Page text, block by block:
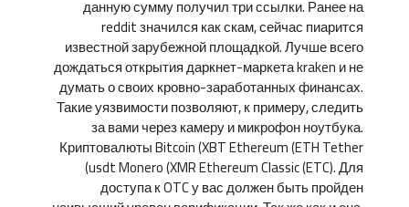
данную сумму получил три ссылки. Ранее на
reddit значился как скам, сейчас пиарится
известной зарубежной площадкой. Лучше всего
дождаться открытия даркнет-маркета kraken и не
думать о своих кровно-заработанных финансах.
Такие уязвимости позволяют, к примеру, следить
за вами через камеру и микрофон ноутбука.
Криптовалюты Bitcoin (XBT Ethereum (ETH Tether
(usdt Monero (XMR Ethereum Classic (ETC). Для
доступа к OTC у вас должен быть пройден